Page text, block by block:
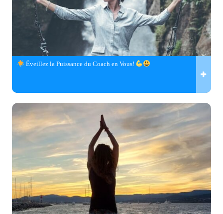
Éveillez la Puissance du Coach en Vous!